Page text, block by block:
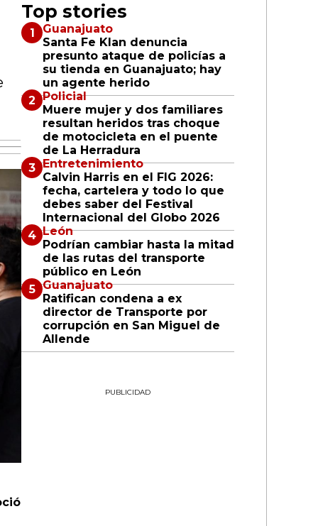
Top stories
Guanajuato
Santa Fe Klan denuncia
presunto ataque de policías a
su tienda en Guanajuato; hay
un agente herido
Policial
Muere mujer y dos familiares
resultan heridos tras choque
de motocicleta en el puente
de La Herradura
Entretenimiento
Calvin Harris en el FIG 2026:
fecha, cartelera y todo lo que
debes saber del Festival
Internacional del Globo 2026
León
Podrían cambiar hasta la mitad
de las rutas del transporte
público en León
Guanajuato
Ratifican condena a ex
director de Transporte por
corrupción en San Miguel de
Allende
PUBLICIDAD